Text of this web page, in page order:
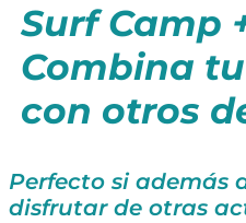
Surf Camp
Combina
con otros
Perfecto si además
disfrutar de otras